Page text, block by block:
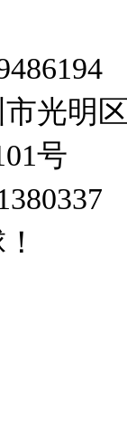
光明
号